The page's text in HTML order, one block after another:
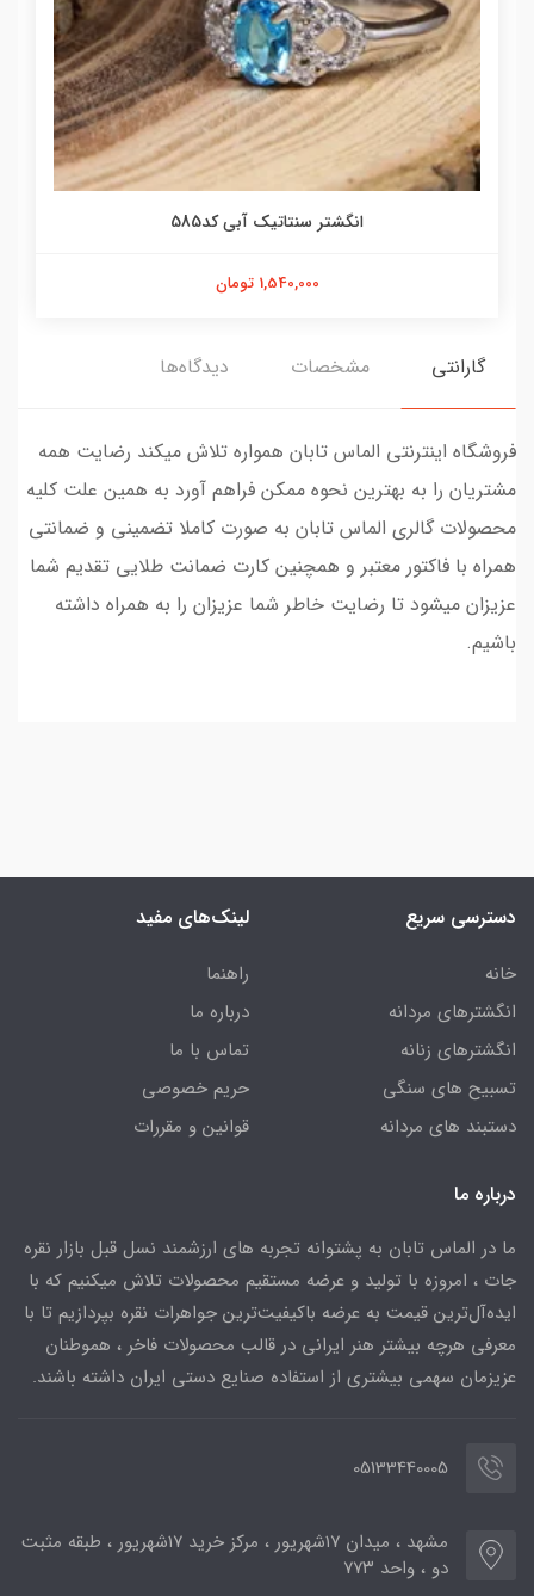
انگشتر سنتاتیک آبی کد585
1,540,000 تومان
گارانتی مشخصات دیدگاه‌ها
فروشگاه اینترنتی الماس تابان همواره تلاش میکند رضایت همه
مشتریان را به بهترین نحوه ممکن فراهم آورد به همین علت کلیه
محصولات گالری الماس تابان به صورت کاملا تضمینی و ضمانتی
همراه با فاکتور معتبر و همچنین کارت ضمانت طلایی تقدیم شما
عزیزان میشود تا رضایت خاطر شما عزیزان را به همراه داشته
باشیم.
دسترسی سریع
خانه
انگشترهای مردانه
انگشترهای زنانه
تسبیح های سنگی
دستبند های مردانه
لینک‌های مفید
راهنما
درباره ما
تماس با ما
حریم خصوصی
قوانین و مقررات
درباره ما
ما در الماس تابان به پشتوانه تجربه های ارزشمند نسل قبل بازار نقره
جات ، امروزه با تولید و عرضه مستقیم محصولات تلاش میکنیم که با
ایده‌آل‌ترین قیمت به عرضه باکیفیت‌ترین جواهرات نقره بپردازیم تا با
معرفی هرچه بیشتر هنر ایرانی در قالب محصولات فاخر ، هموطنان
عزیزمان سهمی بیشتری از استفاده صنایع دستی ایران داشته باشند.
05133440005
مشهد ، میدان ۱۷شهریور ، مرکز خرید ۱۷شهریور ، طبقه مثبت
دو ، واحد ۷۷۳